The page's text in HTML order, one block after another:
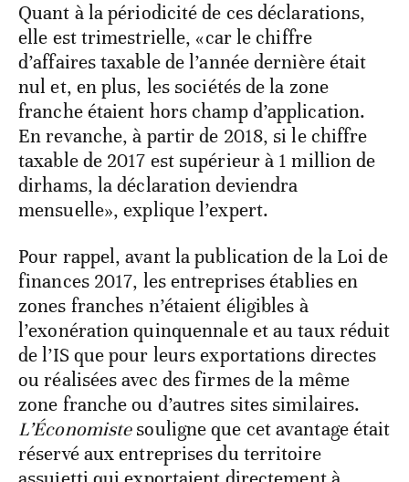
Quant à la périodicité de ces déclarations,
elle est trimestrielle, «car le chiffre
d’affaires taxable de l’année dernière était
nul et, en plus, les sociétés de la zone
franche étaient hors champ d’application.
En revanche, à partir de 2018, si le chiffre
taxable de 2017 est supérieur à 1 million de
dirhams, la déclaration deviendra
mensuelle», explique l’expert.
Pour rappel, avant la publication de la Loi de
finances 2017, les entreprises établies en
zones franches n’étaient éligibles à
l’exonération quinquennale et au taux réduit
de l’IS que pour leurs exportations directes
ou réalisées avec des firmes de la même
zone franche ou d’autres sites similaires.
L’Économistesouligne que cet avantage était
réservé aux entreprises du territoire